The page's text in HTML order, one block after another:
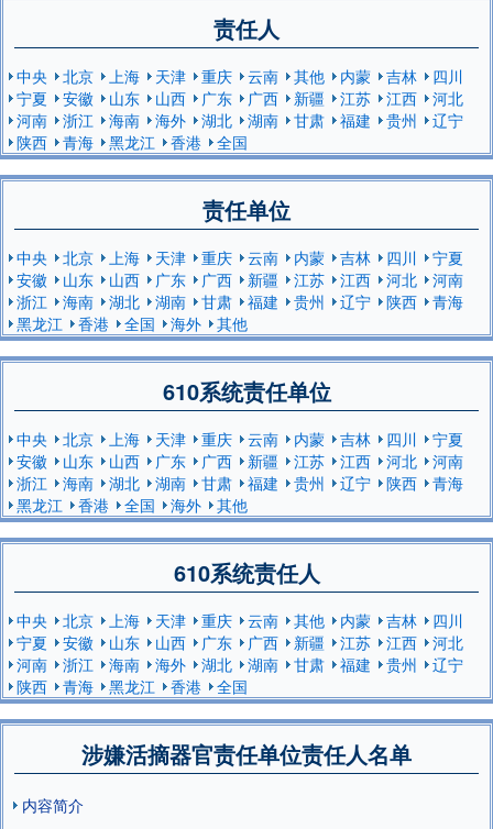
责任人
中央 北京 上海 天津 重庆 云南 其他 内蒙 吉林
四川
宁夏
安徽 山东 山西 广东 广西 新疆 江苏 江西
河北
河南
浙江 海南 海外 湖北 湖南 甘肃 福建 贵州
辽宁
陕西
青海 黑龙江 香港 全国
责任单位
中央 北京 上海 天津 重庆 云南 内蒙 吉林 四川
宁夏
安徽
山东 山西 广东 广西 新疆 江苏 江西 河北
河南
浙江
海南 湖北 湖南 甘肃 福建 贵州 辽宁 陕西
青海
黑龙江
香港 全国 海外 其他
610系统责任单位
中央 北京 上海 天津 重庆 云南 内蒙 吉林 四川
宁夏
安徽
山东 山西 广东 广西 新疆 江苏 江西 河北
河南
浙江
海南 湖北 湖南 甘肃 福建 贵州 辽宁 陕西
青海
黑龙江
香港 全国 海外 其他
610系统责任人
中央 北京 上海 天津 重庆 云南 其他 内蒙 吉林
四川
宁夏
安徽 山东 山西 广东 广西 新疆 江苏 江西
河北
河南
浙江 海南 海外 湖北 湖南 甘肃 福建 贵州
辽宁
陕西
青海 黑龙江 香港 全国
涉嫌活摘器官责任单位责任人名单
内容简介